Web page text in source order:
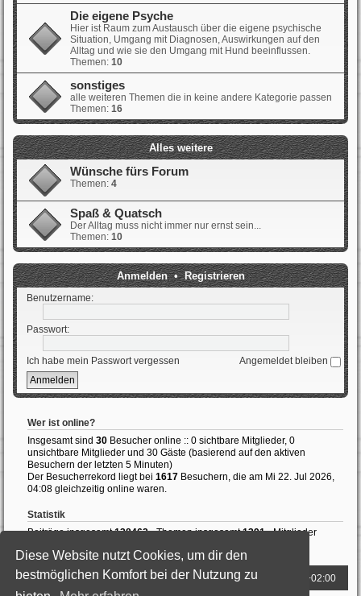
Diese Website nutzt Cookies, um dir den
bestmöglichen Komfort bei der Nutzung zu
Die eigene Psyche
Hier ist Raum zum Austausch über die eigene psychische
Situation, Umgang mit Diagnosen, Auswirkungen auf den
Alltag und wie sie den Umgang mit Hund beeinflussen.
Themen: 10
sonstiges
alle weiteren Themen die in keine andere Kategorie passen
Themen: 16
Alles weitere
Wünsche fürs Forum
Themen: 4
Spaß & Quatsch
Der Alltag muss nicht immer nur ernst sein...
Themen: 10
Anmelden•Registrieren
Benutzername:
Passwort:
Ich habe mein Passwort vergessen Angemeldet bleiben
Wer ist online?
Insgesamt sind 30 Besucher online :: 0 sichtbare Mitglieder, 0
unsichtbare Mitglieder und 30 Gäste (basierend auf den aktiven
Besuchern der letzten 5 Minuten)
Der Besucherrekord liegt bei 1617 Besuchern, die am Mi 22. Jul 2026,
04:08 gleichzeitig online waren.
Statistik
Beiträge insgesamt138462• Themen insgesamt1391• Mitglieder
Foren-Übersicht Alle Zeiten sind UTC+02:00